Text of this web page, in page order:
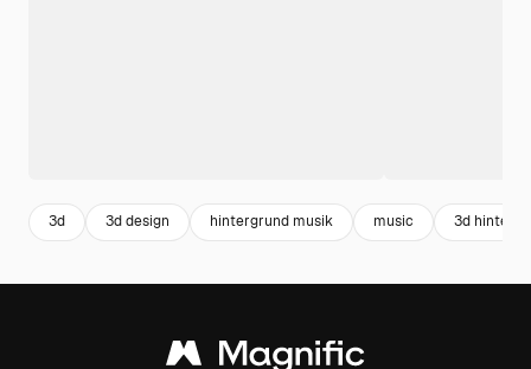
3d 3d design hintergrund musik music 3d